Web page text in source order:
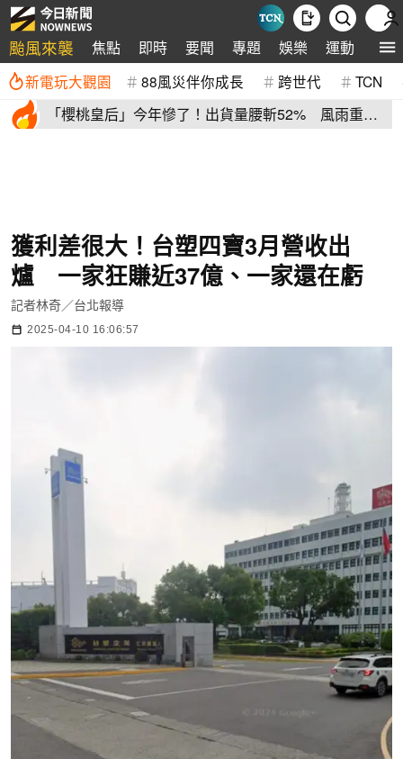
颱風來襲 焦點 即時 要聞 專題 娛樂 運動 全球
新電玩大觀園 88風災伴你成長 跨世代 TCN
「櫻桃皇后」今年慘了！出貨量腰斬52% 風雨重
獲利差很大！台塑四寶3月營收出
爐 一家狂賺近37億、一家還在虧
記者林奇／台北報導
2025-04-10 16:06:57